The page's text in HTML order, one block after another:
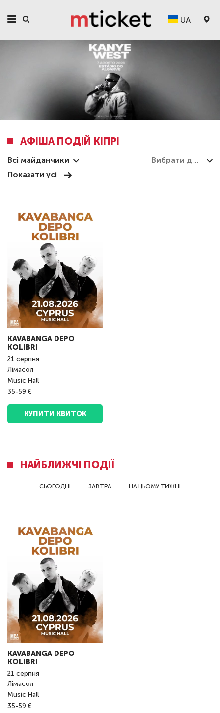
UA
АФІША ПОДІЙ КІПРІ
Всі майданчики
Показати усі
KAVABANGA DEPO
KOLIBRI
21 серпня
Лімасол
Music Hall
35-59 €
КУПИТИ КВИТОК
НАЙБЛИЖЧІ ПОДІЇ
СЬОГОДНІ ЗАВТРА НА ЦЬОМУ ТИЖНІ
KAVABANGA DEPO
KOLIBRI
21 серпня
Лімасол
Music Hall
35-59 €